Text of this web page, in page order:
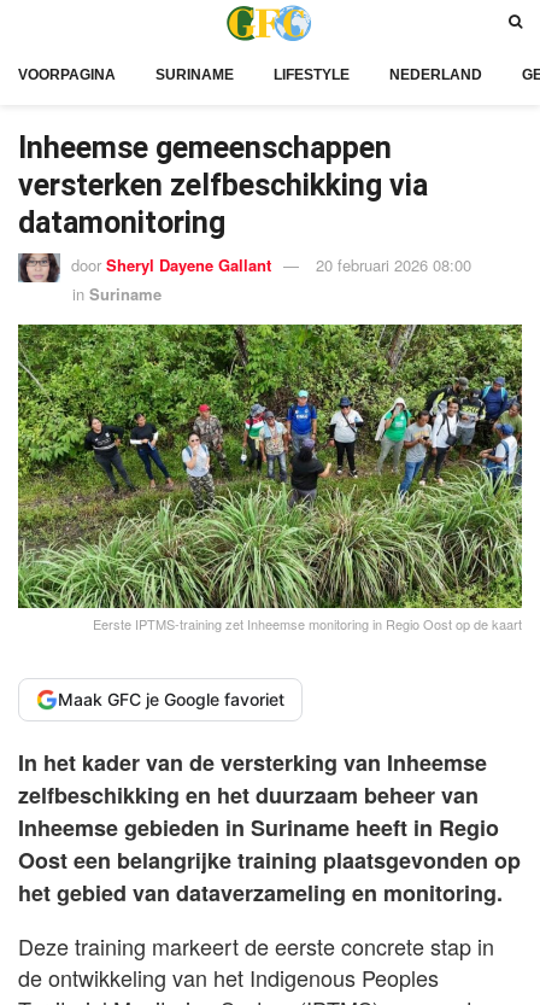
VOORPAGINA SURINAME LIFESTYLE NEDERLAND
Inheemse gemeenschappen
versterken zelfbeschikking via
datamonitoring
door Sheryl Dayene Gallant
20 februari 2026 08:00
in Suriname
Eerste IPTMS-training zet Inheemse monitoring in Regio Oost op de kaart
Maak GFC je Google favoriet
In het kader van de versterking van Inheemse
zelfbeschikking en het duurzaam beheer van
Inheemse gebieden in Suriname heeft in Regio
Oost een belangrijke training plaatsgevonden op
het gebied van dataverzameling en monitoring.
Deze training markeert de eerste concrete stap in
de ontwikkeling van het Indigenous Peoples